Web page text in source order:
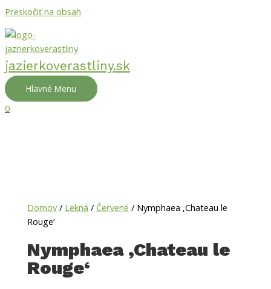
Preskočiť na obsah
jazierkoverastliny.sk
Hlavné Menu
0
Domov / Lekná / Červené / Nymphaea ‚Chateau le
Rouge‘
Nymphaea ‚Chateau le
Rouge‘